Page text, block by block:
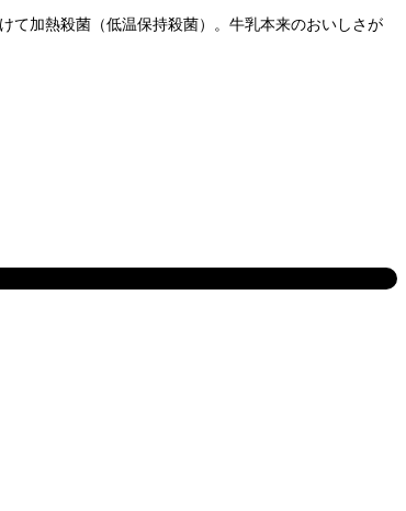
て加熱殺菌（低温保持殺菌）。牛乳本来のおいしさが